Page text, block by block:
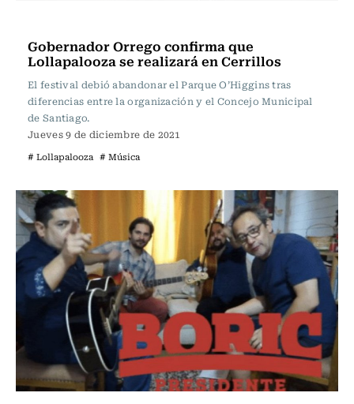
Gobernador Orrego confirma que
Lollapalooza se realizará en Cerrillos
El festival debió abandonar el Parque O’Higgins tras
diferencias entre la organización y el Concejo Municipal
de Santiago.
Jueves 9 de diciembre de 2021
# Lollapalooza # Música